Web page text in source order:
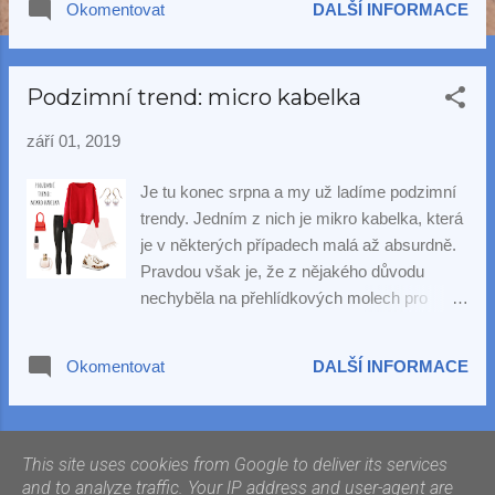
Okomentovat DALŠÍ INFORMACE
Podzimní trend: micro kabelka
září 01, 2019
Je tu konec srpna a my už ladíme podzimní
trendy. Jedním z nich je mikro kabelka, která
je v některých případech malá až absurdně.
Pravdou však je, že z nějakého důvodu
nechyběla na přehlídkových molech pro
zkombinovali do příjemně vyváženého
sportovně elegantního outfitu, ke kterému
jsme jako třešničku na dortu přidali zlaté
náušnice Bianca s působivou perlou Akoya .
Okomentovat DALŠÍ INFORMACE
This site uses cookies from Google to deliver its services
and to analyze traffic. Your IP address and user-agent are